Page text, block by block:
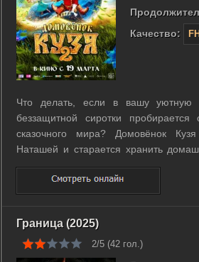
Качество:
Что делать, если в вашу уютную
беззащитной сиротки пробирается
сказочного мира? Домовёнок
Наташей и старается хранить
многоэтажке. Он увлеченно смотрит
угощениями, пока Баба-Яга в
освоить бытовую технику. ...
Граница (2025)
2/5 (42 гол.)